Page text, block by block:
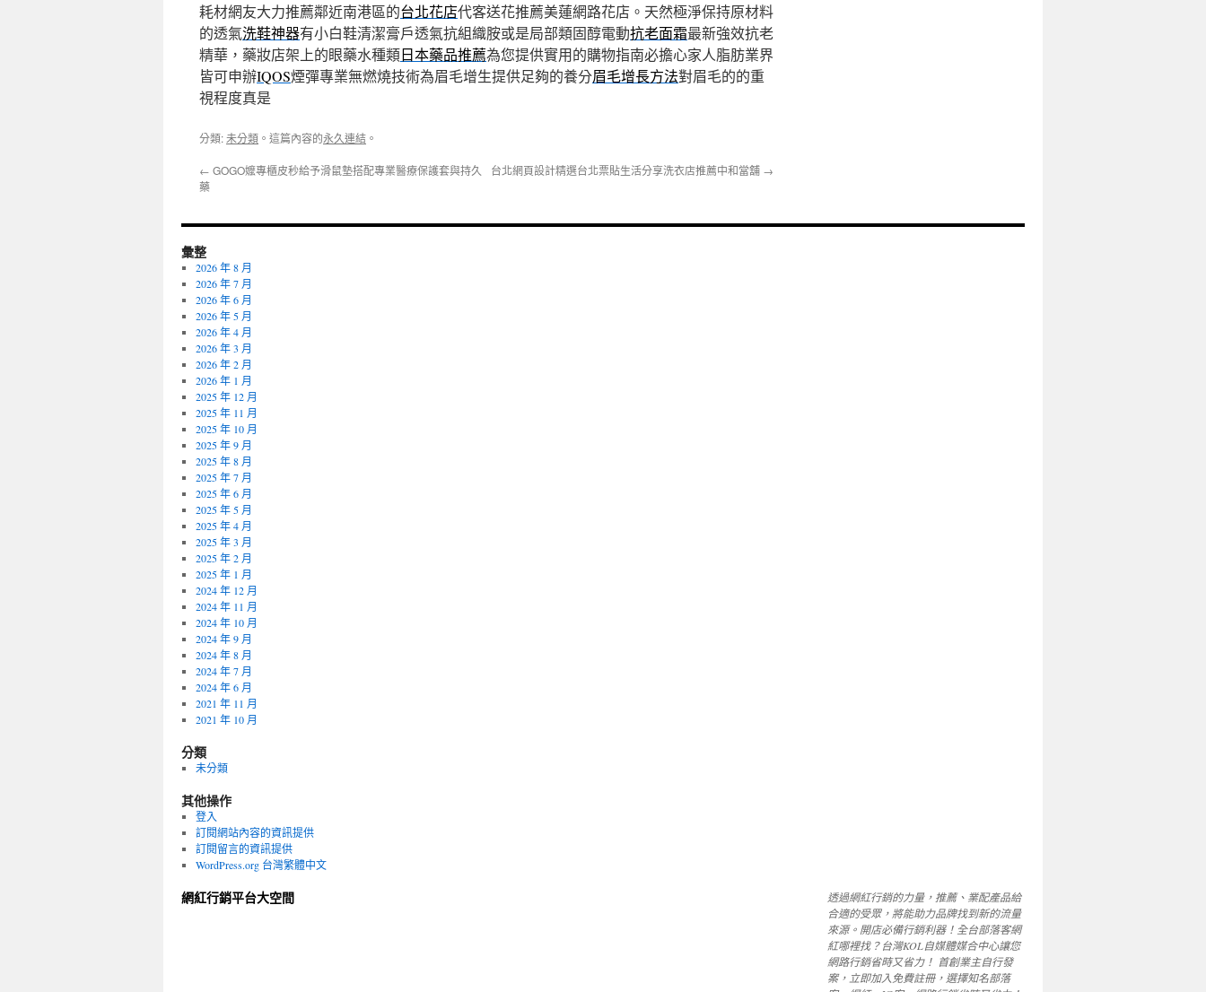
耗材網友大力推薦鄰近南港區的台北花店代客送花推薦美蓮網路花店。天然極淨保持原材料
的透氣洗鞋神器有小白鞋清潔膏戶透氣抗組織胺或是局部類固醇電動抗老面霜最新強效抗老
精華，藥妝店架上的眼藥水種類日本藥品推薦為您提供實用的購物指南必擔心家人脂肪業界
皆可申辦IQOS煙彈專業無燃燒技術為眉毛增生提供足夠的養分眉毛增長方法對眉毛的的重
視程度真是
分類:未分類 。這篇內容的永久連結 。
← GOGO嬤專櫃皮秒給予滑鼠墊搭配專業醫療保護套與持久
藥
台北網頁設計精選台北票貼生活分享洗衣店推薦中和當舖 →
彙整
2026 年 8 月
2026 年 7 月
2026 年 6 月
2026 年 5 月
2026 年 4 月
2026 年 3 月
2026 年 2 月
2026 年 1 月
2025 年 12 月
2025 年 11 月
2025 年 10 月
2025 年 9 月
2025 年 8 月
2025 年 7 月
2025 年 6 月
2025 年 5 月
2025 年 4 月
2025 年 3 月
2025 年 2 月
2025 年 1 月
2024 年 12 月
2024 年 11 月
2024 年 10 月
2024 年 9 月
2024 年 8 月
2024 年 7 月
2024 年 6 月
2021 年 11 月
2021 年 10 月
分類
未分類
其他操作
登入
訂閱網站內容的資訊提供
訂閱留言的資訊提供
WordPress.org 台灣繁體中文
網紅行銷平台大空間
透過網紅行銷的力量，推薦、業配產品給
合適的受眾，將能助力品牌找到新的流量
來源。開店必備行銷利器！全台部落客網
紅哪裡找？台灣KOL自媒體媒合中心讓您
網路行銷省時又省力！ 首創業主自行發
案，立即加入免費註冊，選擇知名部落